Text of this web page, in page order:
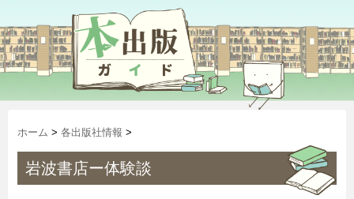
ホーム > 各出版社情報 >
岩波書店ー体験談